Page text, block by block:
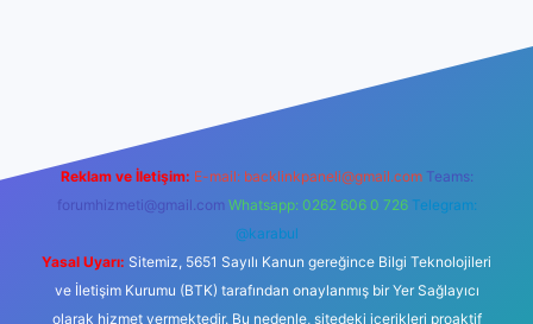
Reklam ve İletişim: E-mail: backlinkpaneli@gmail.com Teams:
forumhizmeti@gmail.com Whatsapp: 0262 606 0 726 Telegram:
@karabul
Yasal Uyarı: Sitemiz, 5651 Sayılı Kanun gereğince Bilgi Teknolojileri
ve İletişim Kurumu (BTK) tarafından onaylanmış bir Yer Sağlayıcı
olarak hizmet vermektedir. Bu nedenle, sitedeki içerikleri proaktif